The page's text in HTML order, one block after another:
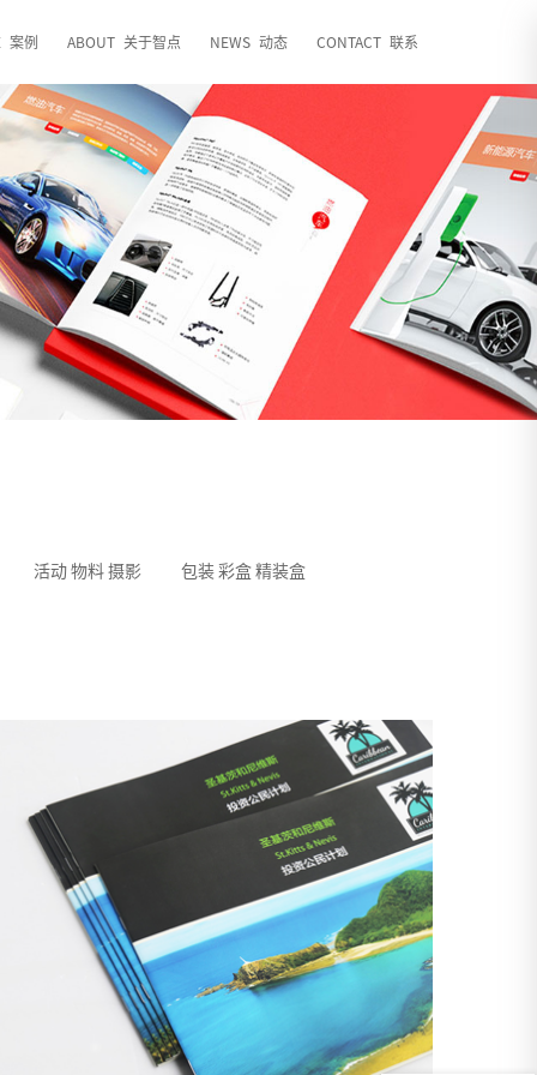
案例 ABOUT 关于智点 NEWS 动态 CONTACT 联系
活动 物料 摄影 包装 彩盒 精装盒
现在有优惠活动吗